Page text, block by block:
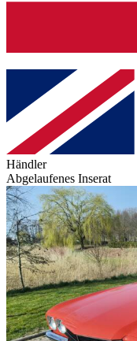
Händler
Abgelaufenes Inserat